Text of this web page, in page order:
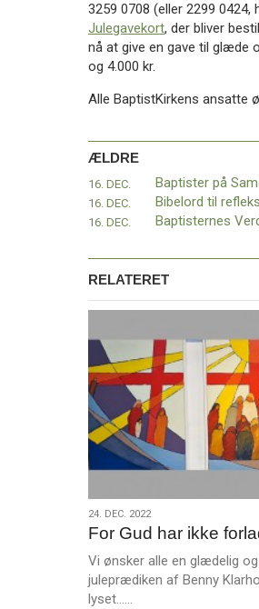
Inspiration
Værktøjskassen
BaptistKirken
kirkeministerenForrige
3259 0708 (eller 2299
Julegavekort, der bliver
nå at give en gave til glæde
og 4.000 kr.
Alle BaptistKirkens ansatte
ÆLDRE
16. DEC.
16. DEC. Bibelord til
16. DEC. Baptisternes
RELATERET
24.
dec.
2022
24. DEC. 2022
For Gud har ikke
Vi ønsker alle en glædelig
juleprædiken af Benny
lyset……